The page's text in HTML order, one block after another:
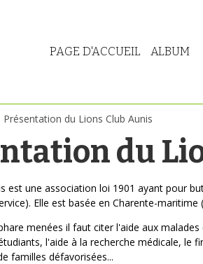
PAGE D'ACCUEIL ALBUM
Présentation du Lions Club Aunis
du
est une association loi 1901 ayant pour
Elle est basée en Charente-maritime
menées il faut citer l'aide aux
l'aide à la recherche médicale, le
familles défavorisées...